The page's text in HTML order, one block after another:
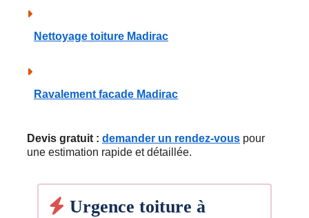
Nettoyage toiture Madirac
Ravalement facade Madirac
Devis gratuit : demander un rendez-vous pour
une estimation rapide et détaillée.
Urgence toiture à